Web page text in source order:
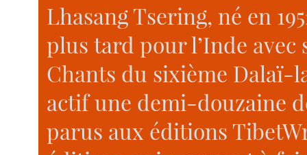
Lhasang Tsering, né en
plus tard pour l’Inde
Chants du sixième Dalaï-
actif une demi-douzaine
parus aux éditions